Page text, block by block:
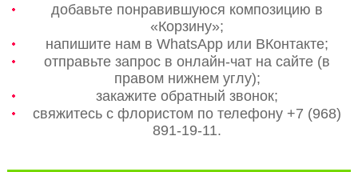
добавьте понравившуюся композицию в
«Корзину»;
напишите нам в WhatsApp или ВКонтакте;
отправьте запрос в онлайн-чат на сайте (в
правом нижнем углу);
закажите обратный звонок;
свяжитесь с флористом по телефону +7 (968)
891-19-11.